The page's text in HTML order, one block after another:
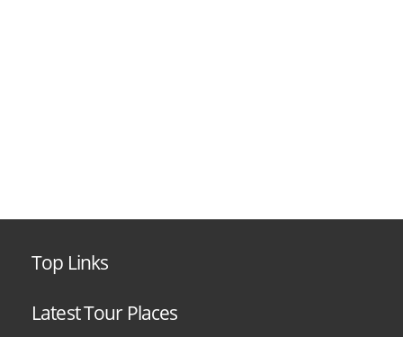
Top Links
Latest Tour Places